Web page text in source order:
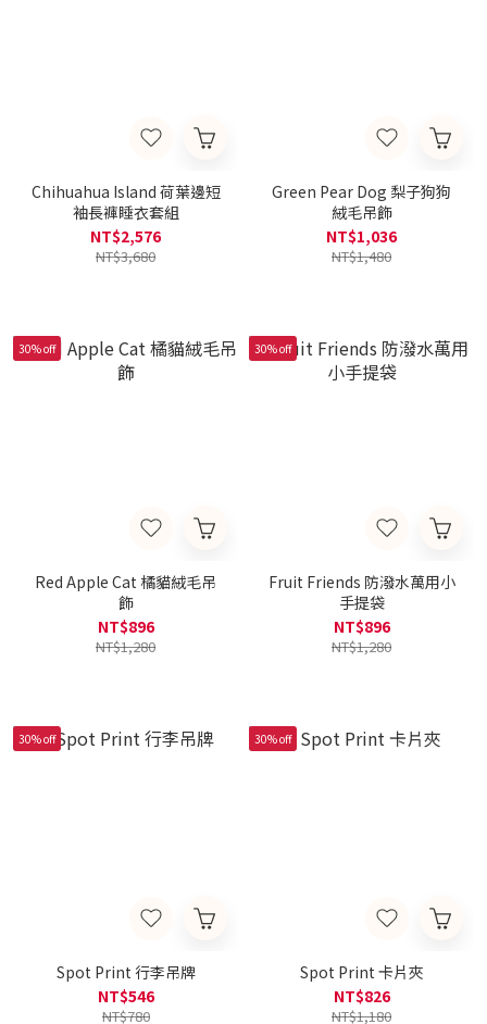
Chihuahua Island 荷葉邊短
袖長褲睡衣套組
NT$2,576
NT$3,680
Green Pear Dog 梨子狗狗
絨毛吊飾
NT$1,036
NT$1,480
30% off
Red Apple Cat 橘貓絨毛吊
飾
NT$896
NT$1,280
30% off
Fruit Friends 防潑水萬用小
手提袋
NT$896
NT$1,280
30% off
Spot Print 行李吊牌
NT$546
NT$780
30% off
Spot Print 卡片夾
NT$826
NT$1,180